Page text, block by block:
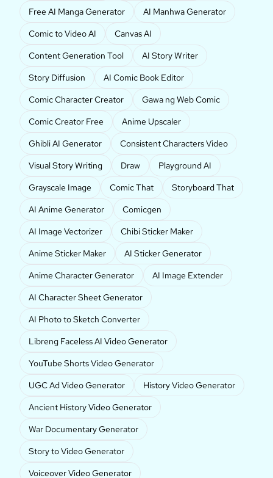
Free AI Manga Generator
AI Manhwa Generator
Comic to Video AI
Canvas AI
Content Generation Tool
AI Story Writer
Story Diffusion
AI Comic Book Editor
Comic Character Creator
Gawa ng Web Comic
Comic Creator Free
Anime Upscaler
Ghibli AI Generator
Consistent Characters Video
Visual Story Writing
Draw
Playground AI
Grayscale Image
Comic That
Storyboard That
AI Anime Generator
Comicgen
AI Image Vectorizer
Chibi Sticker Maker
Anime Sticker Maker
AI Sticker Generator
Anime Character Generator
AI Image Extender
AI Character Sheet Generator
AI Photo to Sketch Converter
Libreng Faceless AI Video Generator
YouTube Shorts Video Generator
UGC Ad Video Generator
History Video Generator
Ancient History Video Generator
War Documentary Generator
Story to Video Generator
Voiceover Video Generator